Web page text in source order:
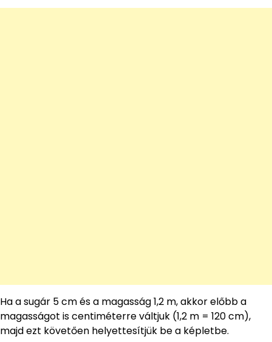
Ha a sugár 5 cm és a magasság 1,2 m, akkor előbb a
magasságot is centiméterre váltjuk (1,2 m = 120 cm),
majd ezt követően helyettesítjük be a képletbe.